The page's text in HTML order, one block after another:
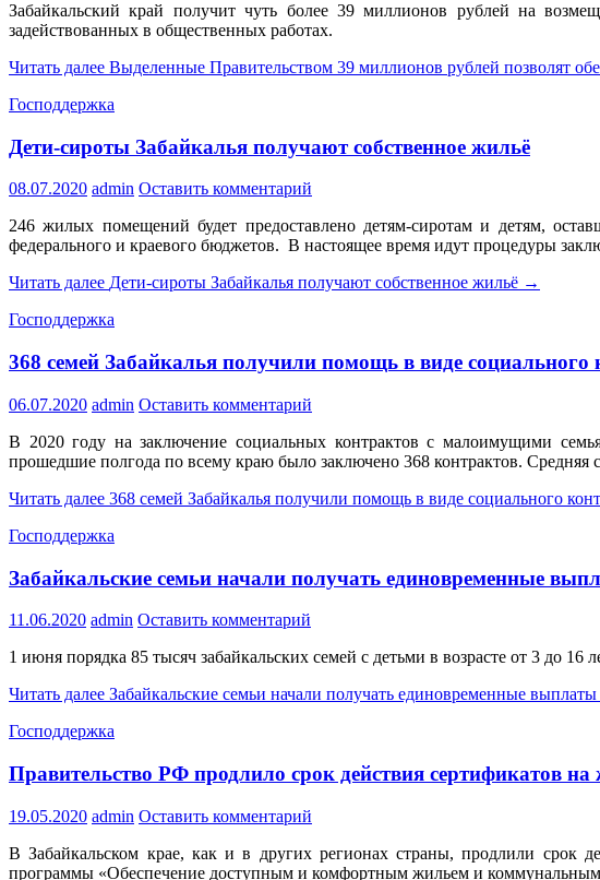
Забайкальский край получит чуть более 39 миллионов рублей на
задействованных в общественных работах.
Читать далее Выделенные Правительством 39 миллионов рублей позволят
Господдержка
Дети-сироты Забайкалья получают собственное жильё
08.07.2020 admin Оставить комментарий
246 жилых помещений будет предоставлено детям-сиротам и детям,
федерального и краевого бюджетов. В настоящее время идут процедуры
Читать далее Дети-сироты Забайкалья получают собственное жильё →
Господдержка
368 семей Забайкалья получили помощь в виде социального
06.07.2020 admin Оставить комментарий
В 2020 году на заключение социальных контрактов с малоимущими
прошедшие полгода по всему краю было заключено 368 контрактов. Средняя
Читать далее 368 семей Забайкалья получили помощь в виде социального
Господдержка
Забайкальские семьи начали получать единовременные
11.06.2020 admin Оставить комментарий
1 июня порядка 85 тысяч забайкальских семей с детьми в возрасте от 3 до
Читать далее Забайкальские семьи начали получать единовременные
Господдержка
Правительство РФ продлило срок действия сертификатов
19.05.2020 admin Оставить комментарий
В Забайкальском крае, как и в других регионах страны, продлили срок
программы «Обеспечение доступным и комфортным жильем и